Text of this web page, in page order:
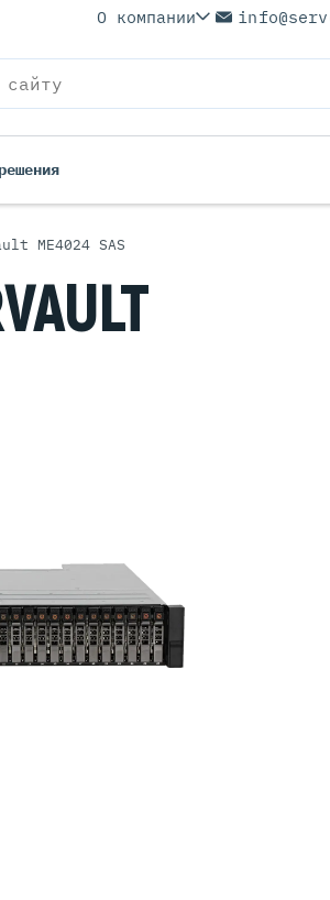
DELL
О компании
ME4024 SAS